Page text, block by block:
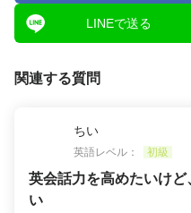
LINEで送る
関連する質問
ちい
英語レベル：
初級
英会話力を高めたいけ
い